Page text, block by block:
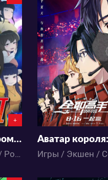
+
Девчонка не промах 2
Игры / Комедия / Романтика / Сёнэн / Школа / Аниме
7961
3 7